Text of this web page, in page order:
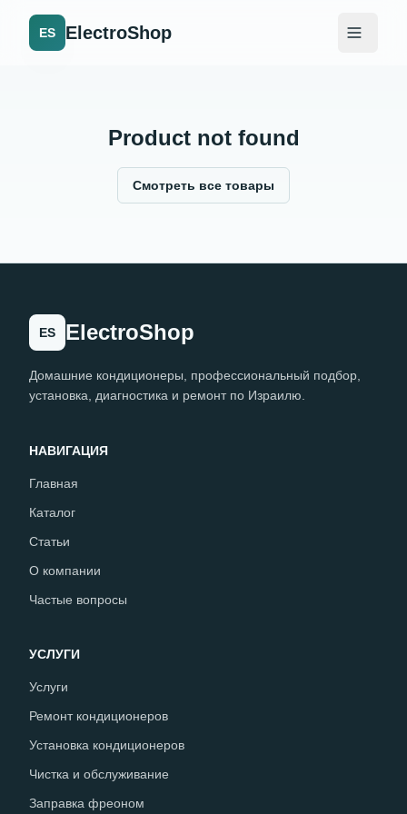
ES ElectroShop
Product not found
Смотреть все товары
ES ElectroShop
Домашние кондиционеры, профессиональный подбор,
установка, диагностика и ремонт по Израилю.
НАВИГАЦИЯ
Главная
Каталог
Статьи
О компании
Частые вопросы
УСЛУГИ
Услуги
Ремонт кондиционеров
Установка кондиционеров
Чистка и обслуживание
Заправка фреоном